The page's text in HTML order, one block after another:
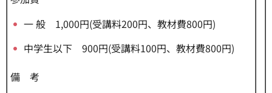
一 般 1,000円(受講料200円、教材費800円)
中学生以下 900円(受講料100円、教材費800円)
備 考